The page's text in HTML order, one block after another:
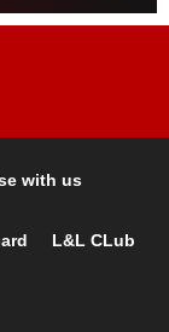
with us
L&L CLub